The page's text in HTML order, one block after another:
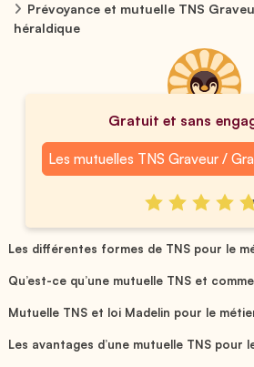
Prévoyance et mutuelle TNS
héraldique
Gratuit et sans
Les mutuelles TNS Graveur /
Les différentes formes de TNS pour le
Qu’est-ce qu’une mutuelle TNS et
Mutuelle TNS et loi Madelin pour le
Les avantages d’une mutuelle TNS pour